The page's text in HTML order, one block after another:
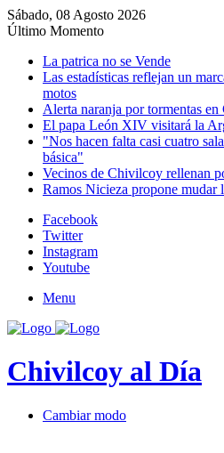
Sábado, 08 Agosto 2026
Último Momento
La patrica no se Vende
Las estadísticas reflejan un
motos
Alerta naranja por tormentas
El papa León XIV visitará la
"Nos hacen falta casi cuatro
básica"
Vecinos de Chivilcoy rellenan
Ramos Nicieza propone mudar
Facebook
Twitter
Instagram
Youtube
Menu
Chivilcoy al Día
Cambiar modo